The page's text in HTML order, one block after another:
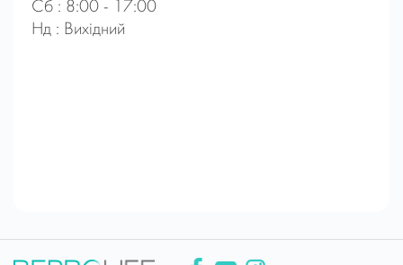
Сб : 8:00 - 17:00
Нд : Вихідний